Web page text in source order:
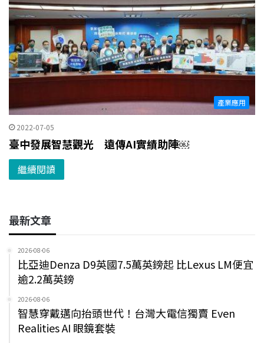
產業應用
2022-07-05
臺中發展智慧觀光 遠傳AI實績助陣￼
繼續閱讀
最新文章
2026-08-06
比亞迪Denza D9英國7.5萬英鎊起 比Lexus LM便宜
逾2.2萬英鎊
2026-08-06
智慧穿戴邁向抬頭世代！台灣大電信獨賣 Even
Realities AI 眼鏡套裝